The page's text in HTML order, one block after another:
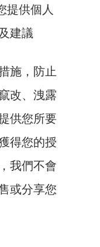
提供個人
建議
施，防止
改、洩露
供您所要
得您的授
我們不會
或分享您